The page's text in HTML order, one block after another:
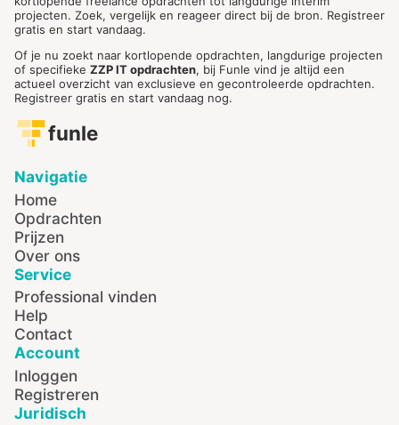
projecten. Zoek, vergelijk en reageer direct bij de bron. Registreer
gratis en start vandaag.
Of je nu zoekt naar kortlopende opdrachten, langdurige projecten
of specifieke ZZP IT opdrachten, bij Funle vind je altijd een
actueel overzicht van exclusieve en gecontroleerde opdrachten.
Registreer gratis en start vandaag nog.
funle
Navigatie
Home
Opdrachten
Prijzen
Over ons
Service
Professional vinden
Help
Contact
Account
Inloggen
Registreren
Juridisch